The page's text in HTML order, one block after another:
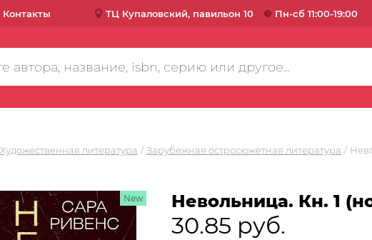
Контакты ТЦ Купаловский, павильон 10 Пн-сб 11:00-19:00
Художественная литература Зарубежная остросюжетная литература
New Невольница. Кн. 1
30.85 руб.